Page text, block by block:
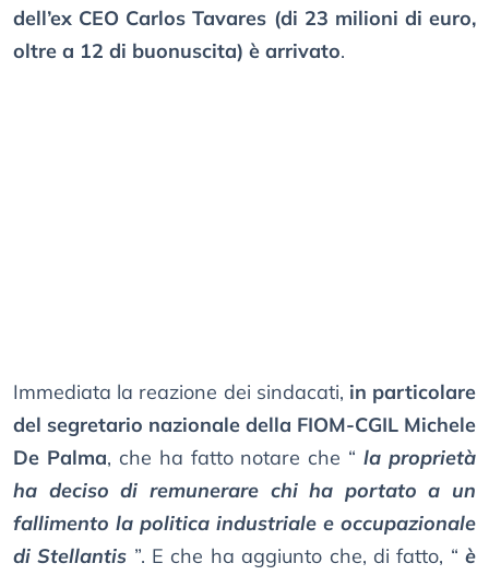
dell’ex CEO Carlos Tavares (di 23 milioni di euro,
oltre a 12 di buonuscita) è arrivato.
Immediata la reazione dei sindacati, in particolare
del segretario nazionale della FIOM-CGIL Michele
De Palma, che ha fatto notare che “ la proprietà
ha deciso di remunerare chi ha portato a un
fallimento la politica industriale e occupazionale
di Stellantis ”. E che ha aggiunto che, di fatto, “ è